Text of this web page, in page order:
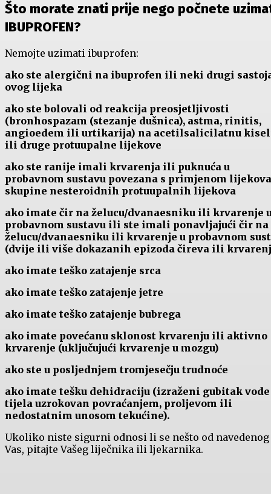
Što morate znati prije nego počnete
IBUPROFEN?
Nemojte uzimati ibuprofen:
ako ste alergični na ibuprofen ili neki drugi
ovog lijeka
ako ste bolovali od reakcija preosjetljivosti
(bronhospazam (stezanje dušnica), astma, rinitis,
angioedem ili urtikarija) na acetilsalicilatnu
ili druge protuupalne lijekove
ako ste ranije imali krvarenja ili puknuća u
probavnom sustavu povezana s primjenom
skupine nesteroidnih protuupalnih lijekova
ako imate čir na želucu/dvanaesniku ili krvarenje
probavnom sustavu ili ste imali ponavljajući čir na
želucu/dvanaesniku ili krvarenje u probavnom
(dvije ili više dokazanih epizoda čireva ili
ako imate teško zatajenje srca
ako imate teško zatajenje jetre
ako imate teško zatajenje bubrega
ako imate povećanu sklonost krvarenju ili aktivno
krvarenje (uključujući krvarenje u mozgu)
ako ste u posljednjem tromjesečju trudnoće
ako imate tešku dehidraciju (izraženi gubitak
tijela uzrokovan povraćanjem, proljevom ili
nedostatnim unosom tekućine).
Ukoliko niste sigurni odnosi li se nešto od navedenog
Vas, pitajte Vašeg liječnika ili ljekarnika.